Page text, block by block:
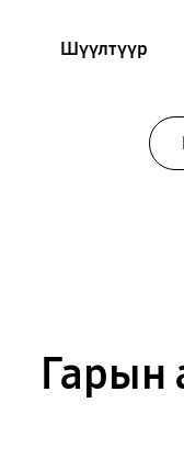
Шүүлтүүр
Гарын